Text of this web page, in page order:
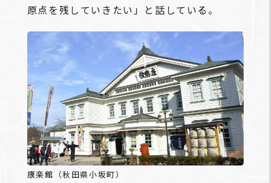
原点を残していきたい」と話している。
康楽館（秋田県小坂町）